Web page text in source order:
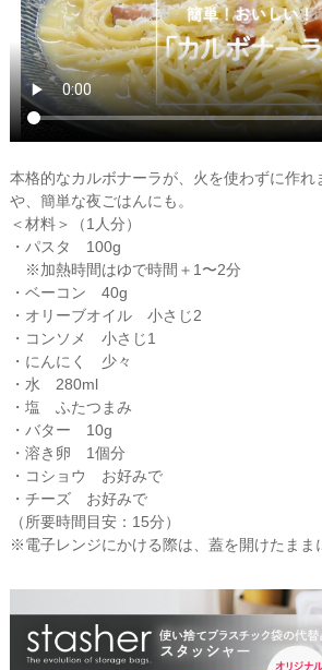
本格的なカルボナーラが、火を使わずに作れ
や、簡単な夜ごはんにも。
＜材料＞（1人分）
・パスタ 100g
※加熱時間はゆで時間＋1〜2分
・ベーコン 40g
・オリーブオイル 小さじ2
・コンソメ 小さじ1
・にんにく 少々
・水 280ml
・塩 ふたつまみ
・バター 10g
・溶き卵 1個分
・コショウ お好みで
・チーズ お好みで
（所要時間目安：15分）
※電子レンジにかける際は、蓋を開けたまま